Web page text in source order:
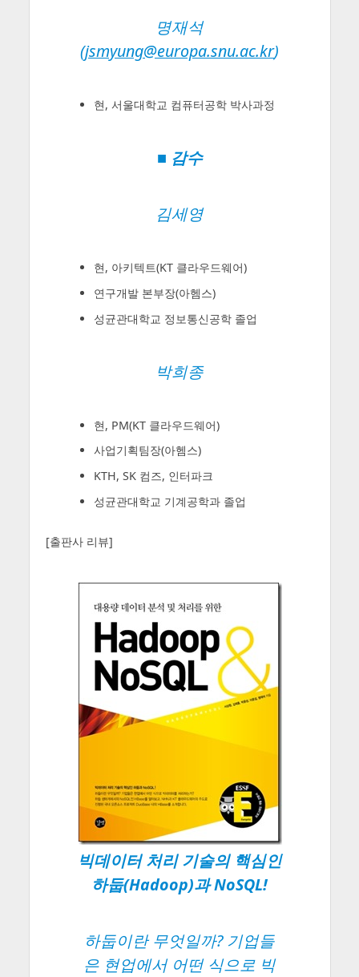
명재석
(jsmyung@europa.snu.ac.kr)
현, 서울대학교 컴퓨터공학 박사과정
■ 감수
김세영
현, 아키텍트(KT 클라우드웨어)
연구개발 본부장(아헴스)
성균관대학교 정보통신공학 졸업
박희종
현, PM(KT 클라우드웨어)
사업기획팀장(아헴스)
KTH, SK 컴즈, 인터파크
성균관대학교 기계공학과 졸업
[출판사 리뷰]
빅데이터 처리 기술의 핵심인
하둡(Hadoop)과 NoSQL!
하둡이란 무엇일까? 기업들
은 현업에서 어떤 식으로 빅